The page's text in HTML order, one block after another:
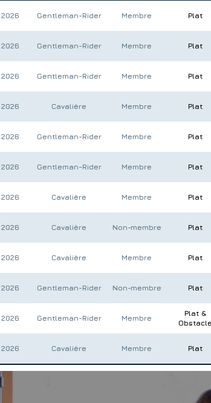
2026 Gentleman-Rider Membre Plat
2026 Gentleman-Rider Membre Plat
2026 Gentleman-Rider Membre Plat
2026 Cavalière Membre Plat
2026 Gentleman-Rider Membre Plat
2026 Gentleman-Rider Membre Plat
2026 Cavalière Membre Plat
2026 Cavalière Non-membre Plat
2026 Cavalière Membre Plat
2026 Gentleman-Rider Non-membre Plat
2026 Gentleman-Rider Membre
Plat &
Obstacle
2026 Cavalière Membre Plat